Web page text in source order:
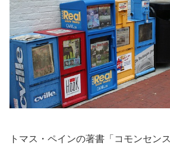
トマス・ペインの著書「コモンセン